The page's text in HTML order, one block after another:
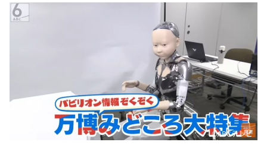
探偵！ナイトスクープ
河合＆A.B.C-Z塚田×福井アナ「なんでやねん！？」
DAIGOも台所 ～きょうの献立 何にする？～
本日はダイアンなり！シーズン２
朝だ！生です旅サラダ
教えて！ニュースライブ 正義のミカタ
©ABCテレビ